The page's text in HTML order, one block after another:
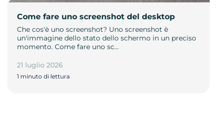
Come fare uno screenshot del desktop
Che cos'è uno screenshot? Uno screenshot è
un'immagine dello stato dello schermo in un preciso
momento. Come fare uno sc…
21 luglio 2026
1 minuto di lettura